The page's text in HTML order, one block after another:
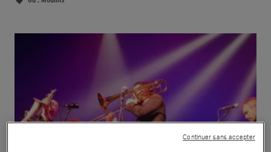
Continuer sans accepter